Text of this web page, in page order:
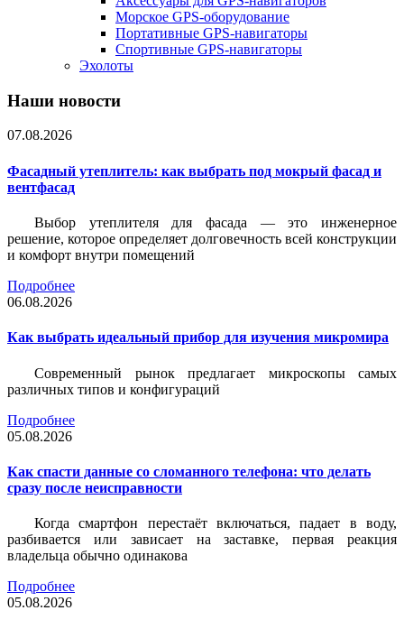
Морское GPS-оборудование
Портативные GPS-навигаторы
Спортивные GPS-навигаторы
Эхолоты
Наши новости
07.08.2026
Фасадный утеплитель: как выбрать под мокрый фасад и
вентфасад
Выбор утеплителя для фасада — это инженерное
решение, которое определяет долговечность всей конструкции
и комфорт внутри помещений
Подробнее
06.08.2026
Как выбрать идеальный прибор для изучения микромира
Современный рынок предлагает микроскопы самых
различных типов и конфигураций
Подробнее
05.08.2026
Как спасти данные со сломанного телефона: что делать
сразу после неисправности
Когда смартфон перестаёт включаться, падает в воду,
разбивается или зависает на заставке, первая реакция
владельца обычно одинакова
Подробнее
05.08.2026